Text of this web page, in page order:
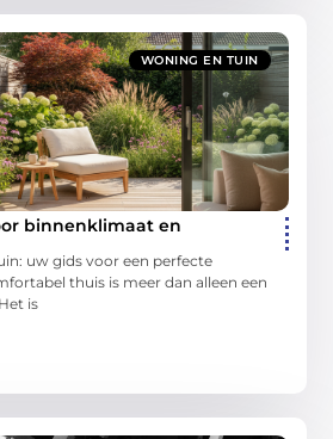
WONING EN TUIN
binnenklimaat en
uw gids voor een perfecte
thuis is meer dan alleen een
is